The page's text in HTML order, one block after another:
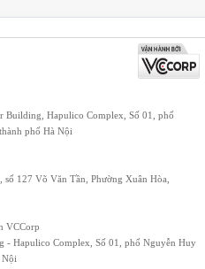
Building, Hapulico Complex, Số 01, phố
phố Hà Nội
số 127 Võ Văn Tần, Phường Xuân Hòa,
VCCorp
- Hapulico Complex, Số 01, phố Nguyễn Huy
Nội